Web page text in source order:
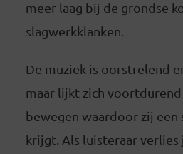
meer laag bij de grondse
slagwerkklanken.
De muziek is oorstrelend
maar lijkt zich
bewegen waardoor zij een
krijgt. Als luisteraar